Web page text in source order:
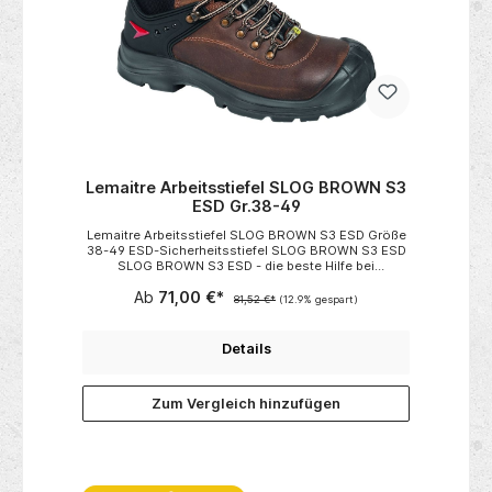
allen MILWAUKEE® M12™-BatterienWaschmaschinen-
und trocknergeeignet Technische Daten:Farbe
SchwarzMaterial 90% Polyester 10%
SpandexMaterial Gewicht (g/m²) 437Größe
MStandard equipmentM12 Battery controllerAkku Li-
ionSpannung 12 V Lieferumfang1× Milwaukee Akku-
Heizjacke M12 HJBL6-0 (M) Herren schwarz1x M12
Akku Adapter(ohne Akku und Ladegerät)
Lemaitre Arbeitsstiefel SLOG BROWN S3
ESD Gr.38-49
Lemaitre Arbeitsstiefel SLOG BROWN S3 ESD Größe
38-49 ESD-Sicherheitsstiefel SLOG BROWN S3 ESD
SLOG BROWN S3 ESD - die beste Hilfe bei
Gelände wurde dieser robuste, knöchelhohe
Sicherheitsstiefel entwickelt. Der ESD-
braunem 2,2 mm dicken Vollleder mit roten Akzenten
kreiert. Als zusätzlicher Schutz wurde dieser Stiefel
auch die härtesten Arbeiten nicht schaden können.
Für die Sicherheit sorgt eine bewährte Stahlkappe
und eine metallfreie, durchtrittsichere
Ab 71,00 €* 81,52 €* (12.9% gespart)
Details
Zum Vergleich hinzufügen